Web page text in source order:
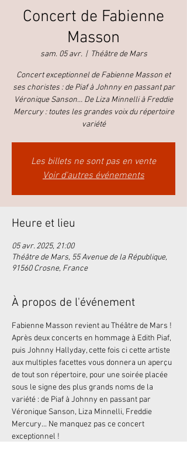
Concert de Fabienne
Masson
sam. 05 avr.
  |
Théâtre de Mars
Concert exceptionnel de Fabienne Masson et
ses choristes : de Piaf à Johnny en passant par
Véronique Sanson… De Liza Minnelli à Freddie
Mercury : toutes les grandes voix du répertoire
variété
Les billets ne sont pas en vente
Voir d'autres événements
Heure et lieu
05 avr. 2025, 21:00
Théâtre de Mars, 55 Avenue de la République,
91560 Crosne, France
À propos de l'événement
Fabienne Masson revient au Théâtre de Mars !
Après deux concerts en hommage à Edith Piaf,
puis Johnny Hallyday, cette fois ci cette artiste
aux multiples facettes vous donnera un aperçu
de tout son répertoire, pour une soirée placée
sous le signe des plus grands noms de la
variété : de Piaf à Johnny en passant par
Véronique Sanson, Liza Minnelli, Freddie
Mercury... Ne manquez pas ce concert
exceptionnel !